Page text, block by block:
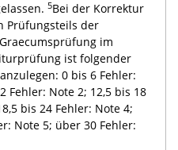
5Bei der Korrektur
Prüfungsteils der
im
ist folgender
0 bis 6 Fehler:
Fehler: Note 2; 12,5 bis 18
bis 24 Fehler: Note 4;
Note 5; über 30 Fehler: